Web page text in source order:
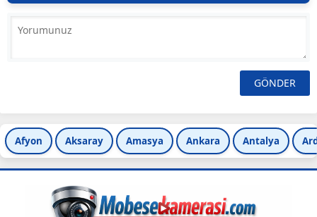
Afyon Aksaray Amasya Ankara Antalya